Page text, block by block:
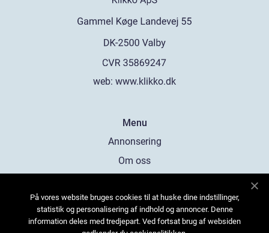
web: www.klikko.dk
Menu
Annonsering
Om oss
Kontakta oss
Sitemap
På vores website bruges cookies til at huske dine indstillinger,
statistik og personalisering af indhold og annoncer. Denne
information deles med tredjepart. Ved fortsat brug af websiden